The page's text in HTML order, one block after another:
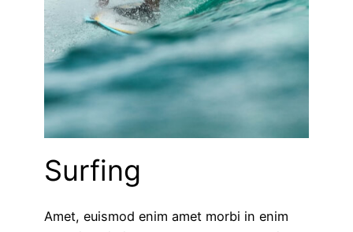
Surfing
Amet, euismod enim amet morbi in enim